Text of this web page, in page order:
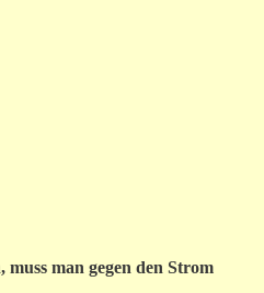
man gegen den Strom